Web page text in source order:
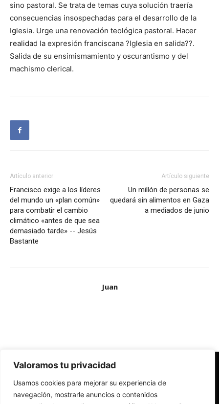
Valoramos tu privacidad
Usamos cookies para mejorar su experiencia de
navegación, mostrarle anuncios o contenidos
sino pastoral. Se trata de temas cuya solución traería
consecuencias insospechadas para el desarrollo de la
Iglesia. Urge una renovación teológica pastoral. Hacer
realidad la expresión franciscana ?Iglesia en salida??.
Salida de su ensimismamiento y oscurantismo y del
machismo clerical.
Artículo anterior
Francisco exige a los líderes
del mundo un «plan común»
para combatir el cambio
climático «antes de que sea
demasiado tarde» -- Jesús
Bastante
Artículo siguiente
Un millón de personas se
quedará sin alimentos en Gaza
a mediados de junio
Juan
Redes Cristianas
Una mirada alternativa sobre la Iglesia católica y la sociedad
- Colectivos de Redes Cristianas